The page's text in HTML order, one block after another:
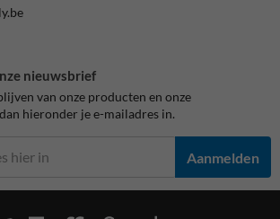
nieuwsbrief
van onze producten en onze
hieronder je e-mailadres in.
Aanmelden